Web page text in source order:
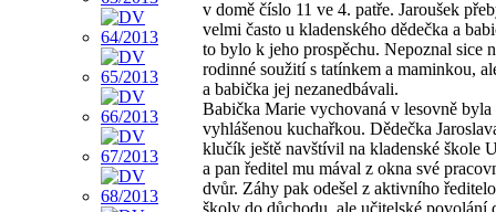
v domě číslo 11 ve 4. patře. Jaroušek
velmi často u kladenského dědečka a
to bylo k jeho prospěchu. Nepoznal sice
rodinné soužití s tatínkem a maminkou,
a babička jej nezanedbávali.
Babička Marie vychovaná v lesovně byla
vyhlášenou kuchařkou. Dědečka
klučík ještě navštívil na kladenské škole
a pan ředitel mu mával z okna své
dvůr. Záhy pak odešel z aktivního
školy do důchodu, ale učitelské povolání